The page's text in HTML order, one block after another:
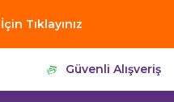
Tıklayınız
Güvenli Alışveriş